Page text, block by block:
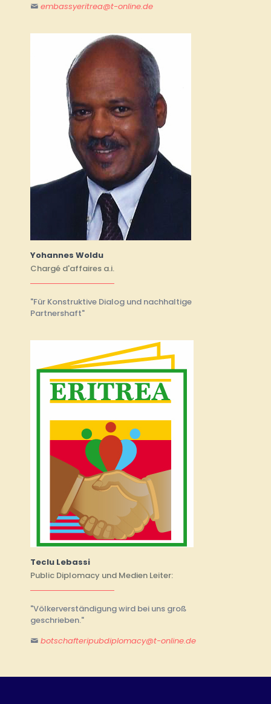
embassyeritrea@t-online.de
Yohannes Woldu
Chargé d'affaires a.i.
"Für Konstruktive Dialog und nachhaltige
Partnershaft"
Teclu Lebassi
Public Diplomacy und Medien Leiter:
"Völkerverständigung wird bei uns groß
geschrieben."
botschafteripubdiplomacy@t-online.de